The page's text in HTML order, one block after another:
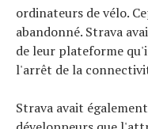
ordinateurs de vélo.
abandonné. Strava
de leur plateforme
l'arrêt de la
Strava avait